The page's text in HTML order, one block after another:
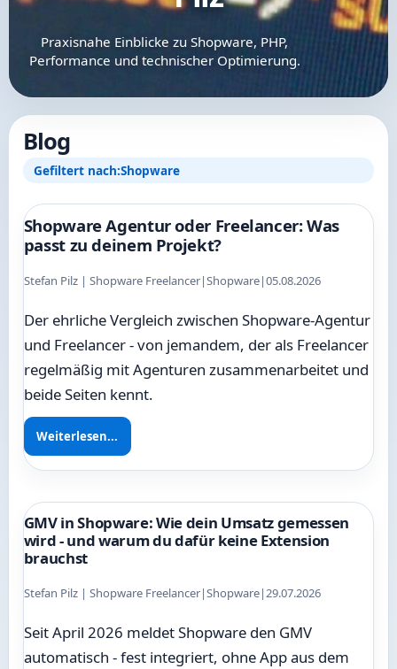
Praxisnahe Einblicke zu Shopware, PHP,
Performance und technischer Optimierung.
Blog
Gefiltert nach:Shopware
Shopware Agentur oder Freelancer: Was
passt zu deinem Projekt?
Stefan Pilz | Shopware Freelancer|Shopware|05.08.2026
Der ehrliche Vergleich zwischen Shopware-Agentur
und Freelancer - von jemandem, der als Freelancer
regelmäßig mit Agenturen zusammenarbeitet und
beide Seiten kennt.
Weiterlesen...
GMV in Shopware: Wie dein Umsatz gemessen
wird - und warum du dafür keine Extension
brauchst
Stefan Pilz | Shopware Freelancer|Shopware|29.07.2026
Seit April 2026 meldet Shopware den GMV
automatisch - fest integriert, ohne App aus dem